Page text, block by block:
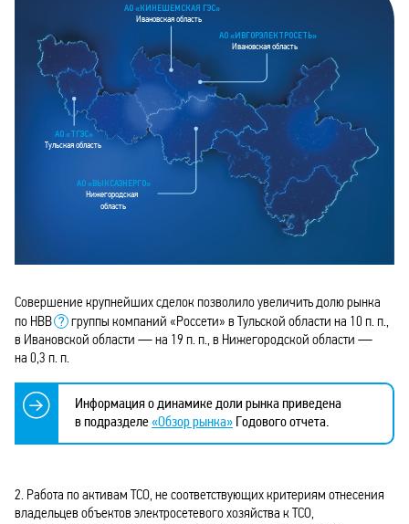
АО «ВЫКСАЭНЕРГО»
АО «КИНЕШЕМСКАЯ ГЭС»
АО «ИВГОРЭЛЕКТРОСЕТЬ»
АО «ТГЭС»
Тульская область
Нижегородская
Ивановская область
Ивановская область
область
Информация о динамике доли рынка приведена
в подразделе «Обзор рынка» Годового отчета.
Совершение крупнейших сделок позволило увеличить долю рынка
по НВВ
группы компаний «Россети» в Тульской области на 10 п. п.,
в Ивановской области — на 19 п. п., в Нижегородской области —
на 0,3 п. п.
2. Работа по активам ТСО, не соответствующих критериям отнесения
владельцев объектов электросетевого хозяйства к ТСО,